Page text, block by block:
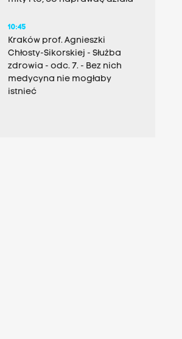
10:45
Kraków prof. Agnieszki
Chłosty-Sikorskiej - Służba
zdrowia - odc. 7. - Bez nich
medycyna nie mogłaby
istnieć